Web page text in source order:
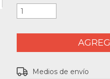
Entregas para el CP:
Medios de envío